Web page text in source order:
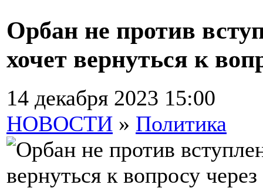
Орбан не против
хочет вернуться к
14 декабря 2023 15:00
НОВОСТИ » Политика